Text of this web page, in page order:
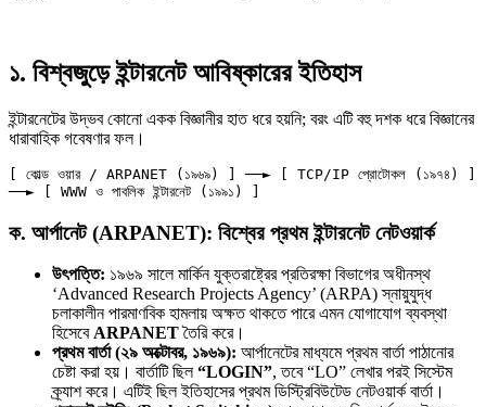
ব্রাজিল ও আর্জেন্টিনার কালো অধ্যায়:…
পূর্ব ইউরোপ বনাম তুরস্ক: শত…
পৃথিবীতে বর্তমানে মোট দেশের সংখ্যা…
বৈশ্বিক অর্থব্যবস্থা, আইএমএফ-বিশ্বব্যাংক, ইসলামী
ব্যাংকিং…
১. বিশ্বজুড়ে ইন্টারনেট আবিষ্কারের ইতিহাস
ইন্টারনেটের উদ্ভব কোনো একক বিজ্ঞানীর হাত ধরে হয়নি; বরং এটি বহু দশক ধরে বিজ্ঞানের
ধারাবাহিক গবেষণার ফল।
[ কোল্ড ওয়ার / ARPANET (১৯৬৯) ] ──► [ TCP/IP প্রোটোকল (১৯৭৪) ]
ক. আর্পানেট (ARPANET): বিশ্বের প্রথম ইন্টারনেট নেটওয়ার্ক
উৎপত্তি: ১৯৬৯ সালে মার্কিন যুক্তরাষ্ট্রের প্রতিরক্ষা বিভাগের অধীনস্থ
‘Advanced Research Projects Agency’ (ARPA) স্নায়ুযুদ্ধ
চলাকালীন পারমাণবিক হামলায় অক্ষত থাকতে পারে এমন যোগাযোগ ব্যবস্থা
হিসেবে ARPANETতৈরি করে।
প্রথম বার্তা (২৯ অক্টোবর, ১৯৬৯): আর্পানেটের মাধ্যমে প্রথম বার্তা পাঠানোর
চেষ্টা করা হয়। বার্তাটি ছিল“LOGIN”, তবে “LO” লেখার পরই সিস্টেম
ক্র্যাশ করে। এটিই ছিল ইতিহাসের প্রথম ডিস্ট্রিবিউটেড নেটওয়ার্ক বার্তা।